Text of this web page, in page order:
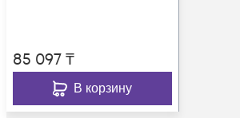
85 097₸
В корзину